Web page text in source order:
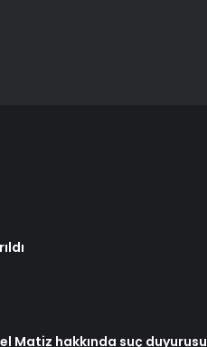
Matiz hakkında suç duyurusu